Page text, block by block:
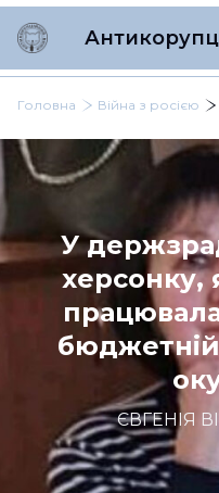
Головна Війна з росією
У
херсонку,
бюджетній
ЄВГЕНІЯ